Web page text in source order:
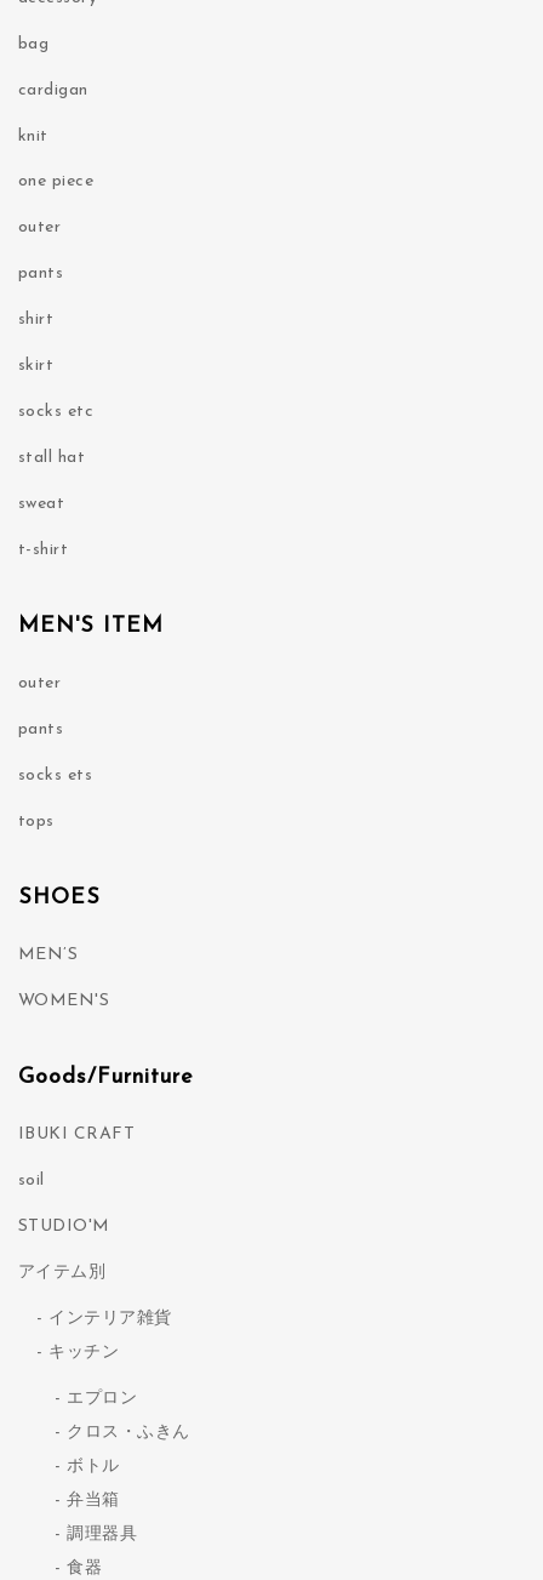
bag
cardigan
knit
one piece
outer
pants
shirt
skirt
socks etc
stall hat
sweat
t-shirt
MEN'S ITEM
outer
pants
socks ets
tops
SHOES
MEN’S
WOMEN'S
Goods/Furniture
IBUKI CRAFT
soil
STUDIO'M
アイテム別
インテリア雑貨
キッチン
エプロン
クロス・ふきん
ボトル
弁当箱
調理器具
食器